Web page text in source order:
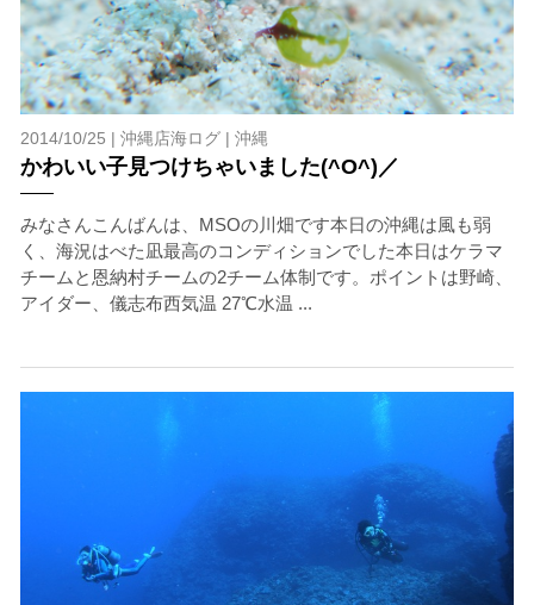
2014/10/25 | 沖縄店海ログ| 沖縄
かわいい子見つけちゃいました(^O^)／
みなさんこんばんは、MSOの川畑です本日の沖縄は風も弱
く、海況はべた凪最高のコンディションでした本日はケラマ
チームと恩納村チームの2チーム体制です。ポイントは野崎、
アイダー、儀志布西気温 27℃水温 ...